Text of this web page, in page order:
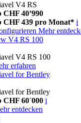
V4 RS
CHF 40’990
CHF 439 pro Monat* i
Mehr
V4 RS 100
V4 RS 100
erfahren
for Bentley
for Bentley
CHF 60´000 i
entdecken